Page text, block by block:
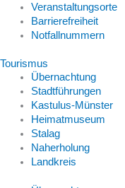
Veranstaltungsorte
Barrierefreiheit
Notfallnummern
Tourismus
Übernachtung
Stadtführungen
Kastulus-Münster
Heimatmuseum
Stalag
Naherholung
Landkreis